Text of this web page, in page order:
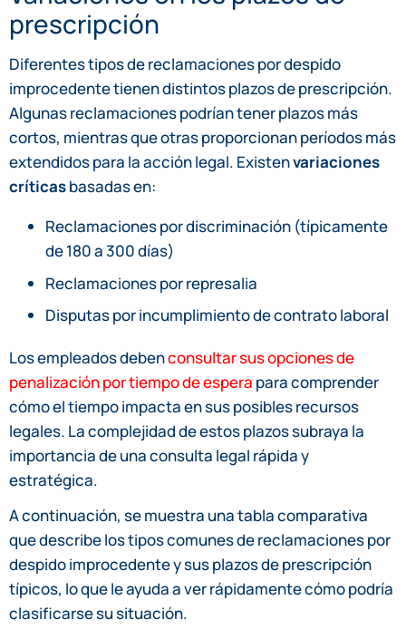
prescripción
Diferentes tipos de reclamaciones por despido
improcedente tienen distintos plazos de prescripción.
Algunas reclamaciones podrían tener plazos más
cortos, mientras que otras proporcionan períodos más
extendidos para la acción legal. Existenvariaciones
críticasbasadas en:
Reclamaciones por discriminación (típicamente
de 180 a 300 días)
Reclamaciones por represalia
Disputas por incumplimiento de contrato laboral
Los empleados debenconsultar sus opciones de
penalización por tiempo de espera para comprender
cómo el tiempo impacta en sus posibles recursos
legales. La complejidad de estos plazos subraya la
importancia de una consulta legal rápida y
estratégica.
A continuación, se muestra una tabla comparativa
que describe los tipos comunes de reclamaciones por
despido improcedente y sus plazos de prescripción
típicos, lo que le ayuda a ver rápidamente cómo podría
clasificarse su situación.